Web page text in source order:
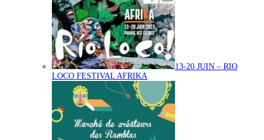
13-20 JUIN – RIO
LOCO FESTIVAL AFRIKA